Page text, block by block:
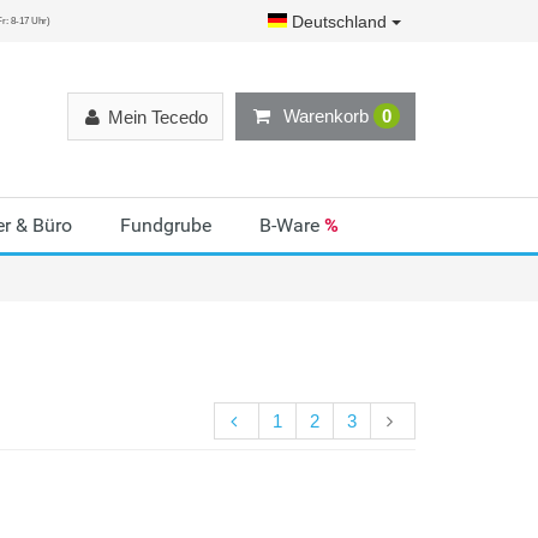
8-17 Uhr) Deutschland
Warenkorb 0
Mein Tecedo
& Büro Fundgrube B-Ware %
1 2 3